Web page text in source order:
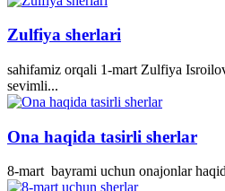
Zulfiya sherlari
sahifamiz orqali 1-mart Zulfiya
sevimli...
Ona haqida tasirli sherlar
8-mart bayrami uchun onajonlar